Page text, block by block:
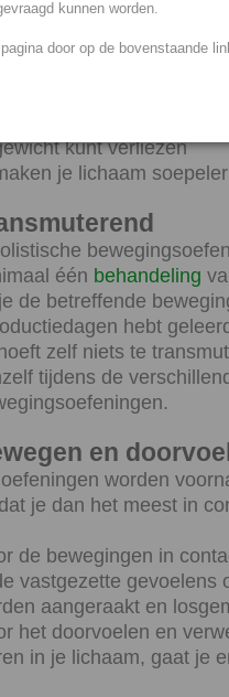
ontwikkeling
je om vastgezette
kunt verliezen
je lichaam
één behandeling
de betreffende
hebt
zelf niets te
tijdens de
en
worden
je dan het meest in
de bewegingen in
vastgezette gevoelens
aangeraakt en
het doorvoelen en
in je lichaam, gaat je
kunnen worden.
door op de bovenstaande